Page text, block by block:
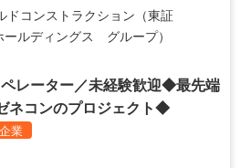
ドコンストラクション（東証
ールディングス グループ）
ペレーター／未経験歓迎◆最先端
ネコンのプロジェクト◆
業